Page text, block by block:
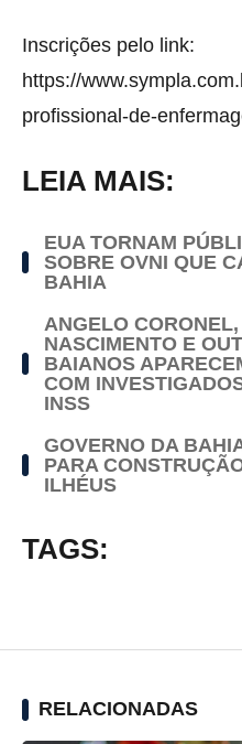
Inscrições pelo link:
https://
profissional-de-
LEIA MAIS:
EUA TORNAM
SOBRE OVNI QUE
BAHIA
ANGELO
NASCIMENTO E
BAIANOS
COM
INSS
GOVERNO DA
PARA
ILHÉUS
TAGS:
RELACIONADAS